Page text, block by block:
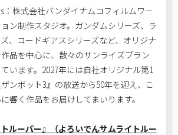
：株式会社バンダイナムコフィルムワー
ン制作スタジオ。ガンダムシリーズ、ラ
、コードギアスシリーズなど、オリジナ
品を中心に、数々のサンライズブラン
います。2027年には自社オリジナル第1
ンボット3』の放送から50年を迎え、こ
響く作品をお届けしてまいります。
ルーパー』（よろいでんサムライトルー